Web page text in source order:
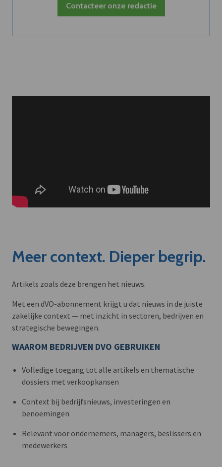
Contacteer onze redactie
Meer context. Dieper begrip.
Artikels zoals deze brengen het nieuws.
Met een dVO-abonnement krijgt u dat nieuws in de juiste
zakelijke context — met inzicht in sectoren, bedrijven en
strategische bewegingen.
WAAROM BEDRIJVEN DVO GEBRUIKEN
Volledige toegang tot alle artikels en thematische
dossiers met verkoopkansen
Context bij bedrijfsnieuws, investeringen en
benoemingen
Relevant voor ondernemers, managers, beslissers en
medewerkers